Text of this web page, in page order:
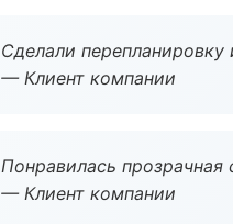
Сделали перепланировку
— Клиент компании
Понравилась прозрачная
— Клиент компании